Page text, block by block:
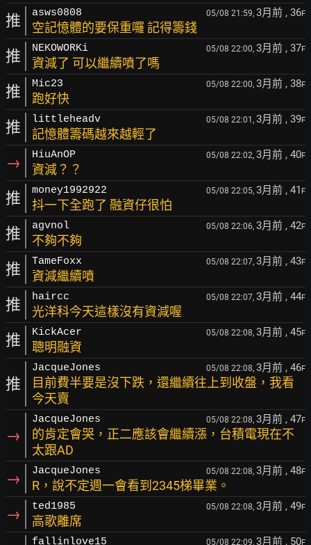
推 asws0808 05/08 21:59, 3月前 , 36F
空記憶體的要保重囉 記得籌錢
推 NEKOWORKi 05/08 22:00, 3月前 , 37F
資減了 可以繼續噴了嗎
推 Mic23 05/08 22:00, 3月前 , 38F
跑好快
推 littleheadv 05/08 22:01, 3月前 , 39F
記憶體籌碼越來越輕了
→ HiuAnOP 05/08 22:02, 3月前 , 40F
資減？？
推 money1992922 05/08 22:05, 3月前 , 41 F
抖一下全跑了 融資仔很怕
推 agvnol 05/08 22:06, 3月前 , 42F
不夠不夠
推 TameFoxx 05/08 22:07, 3月前 , 43F
資減繼續噴
推 haircc 05/08 22:07, 3月前 , 44F
光洋科今天這樣沒有資減喔
推 KickAcer 05/08 22:08, 3月前 , 45F
聰明融資
推
JacqueJones 05/08 22:08, 3月前 , 46F
目前費半要是沒下跌，還繼續往上到收盤，我看
今天賣
→
JacqueJones 05/08 22:08, 3月前 , 47F
的肯定會哭，正二應該會繼續漲，台積電現在不
太跟AD
→ JacqueJones 05/08 22:08, 3月前 , 48F
R，說不定週一會看到2345梯畢業。
→ ted1985 05/08 22:08, 3月前 , 49F
高歌離席
fallinlove15 05/08 22:09, 3月前 , 50F